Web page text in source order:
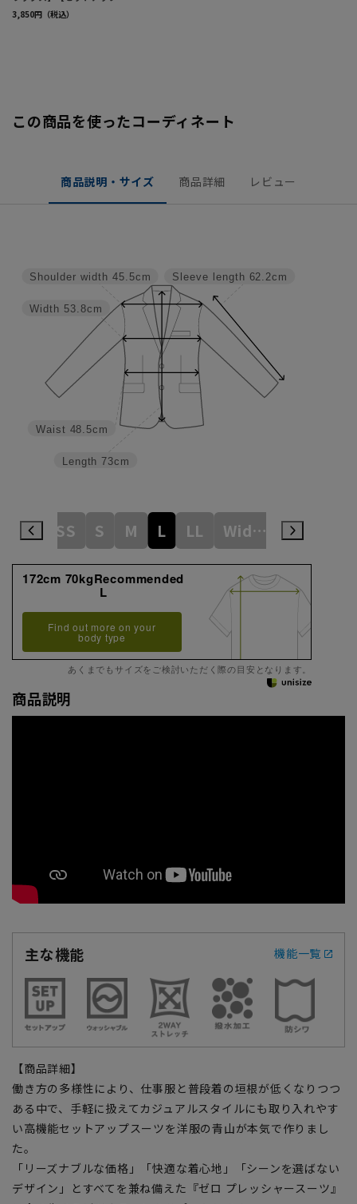
この商品を使ったコーディネート
商品説明・サイズ 商品詳細 レビュー
Sleeve length 62.2cm
Length 73cm
Waist 48.5cm
Width 53.8cm
Shoulder width 45.5cm
SS S M L LL WideM 3L
172cm 70kgRecommended
L
Find out more on your
body type
あくまでもサイズをご検討いただく際の目安となります。
商品説明
主な機能 機能一覧
【商品詳細】
働き方の多様性により、仕事服と普段着の垣根が低くなりつつ
ある中で、手軽に扱えてカジュアルスタイルにも取り入れやす
い高機能セットアップスーツを洋服の青山が本気で作りまし
た。
「リーズナブルな価格」「快適な着心地」「シーンを選ばない
デザイン」とすべてを兼ね備えた『ゼロ プレッシャースーツ』